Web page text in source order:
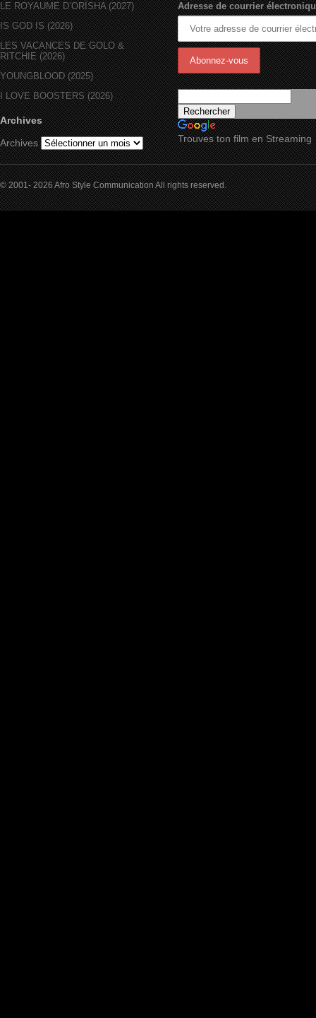
LE ROYAUME D’ORÏSHA (2027)
IS GOD IS (2026)
LES VACANCES DE GOLO &
RITCHIE (2026)
YOUNGBLOOD (2025)
I LOVE BOOSTERS (2026)
Archives
Archives
Adresse de courrier
Trouves ton film en Streaming
© 2001- 2026 Afro Style Communication All rights reserved.